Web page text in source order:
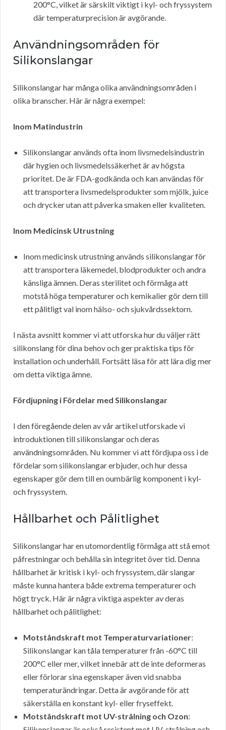
200°C, vilket är särskilt viktigt i kyl- och fryssystem
där temperaturprecision är avgörande.
Användningsområden för
Silikonslangar
Silikonslangar har många olika användningsområden i
olika branscher. Här är några exempel:
Inom Matindustrin
Silikonslangar används ofta inom livsmedelsindustrin
där hygien och livsmedelssäkerhet är av högsta
prioritet. De är FDA-godkända och kan användas för
att transportera livsmedelsprodukter som mjölk, juice
och drycker utan att påverka smaken eller kvaliteten.
Inom Medicinsk Utrustning
Inom medicinsk utrustning används silikonslangar för
att transportera läkemedel, blodprodukter och andra
känsliga ämnen. Deras sterilitet och förmåga att
motstå höga temperaturer och kemikalier gör dem till
ett pålitligt val inom hälso- och sjukvårdssektorn.
I nästa avsnitt kommer vi att utforska hur du väljer rätt
silikonslang för dina behov och ger praktiska tips för
installation och underhåll. Fortsätt läsa för att lära dig mer
om detta viktiga ämne.
Fördjupning i Fördelar med Silikonslangar
I den föregående delen av vår artikel utforskade vi
introduktionen till silikonslangar och deras
användningsområden. Nu kommer vi att fördjupa oss i de
fördelar som silikonslangar erbjuder, och hur dessa
egenskaper gör dem till en oumbärlig komponent i kyl-
och fryssystem.
Hållbarhet och Pålitlighet
Silikonslangar har en utomordentlig förmåga att stå emot
påfrestningar och behålla sin integritet över tid. Denna
hållbarhet är kritisk i kyl- och fryssystem, där slangar
måste kunna hantera både extrema temperaturer och
högt tryck. Här är några viktiga aspekter av deras
hållbarhet och pålitlighet:
Motståndskraft mot Temperaturvariationer:
Silikonslangar kan tåla temperaturer från -60°C till
200°C eller mer, vilket innebär att de inte deformeras
eller förlorar sina egenskaper även vid snabba
temperaturändringar. Detta är avgörande för att
säkerställa en konstant kyl- eller fryseffekt.
Motståndskraft mot UV-strålning och Ozon: